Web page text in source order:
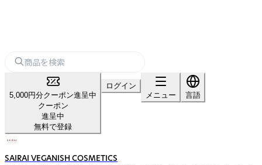
5,000円分クーポン進呈中
クーポン
進呈中
無料で登録
ログイン
メニュー
言語
SAIRAI VEGANISH COSMETICS